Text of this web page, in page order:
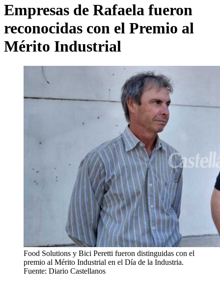
Empresas de Rafaela fueron
reconocidas con el Premio al
Mérito Industrial
Food Solutions y Bici Peretti fueron distinguidas con el
premio al Mérito Industrial en el Día de la Industria.
Fuente: Diario Castellanos